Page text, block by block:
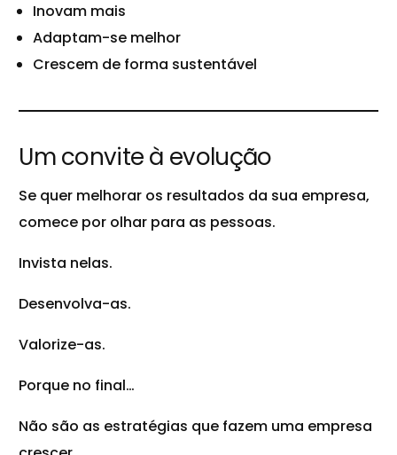
Inovam mais
Adaptam-se melhor
Crescem de forma sustentável
Um convite à evolução
Se quer melhorar os resultados da sua empresa,
comece por olhar para as pessoas.
Invista nelas.
Desenvolva-as.
Valorize-as.
Porque no final…
Não são as estratégias que fazem uma empresa